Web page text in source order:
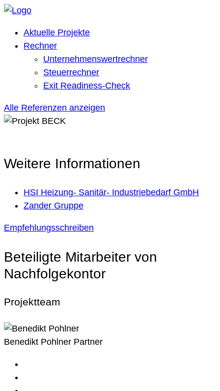
Aktuelle Projekte
Rechner
Unternehmenswertrechner
Steuerrechner
Exit Readiness-Check
Alle Referenzen anzeigen
Weitere Informationen
HSI Heizung‑ Sanitär‑ Industriebedarf GmbH
Zander Gruppe
Empfehlungsschreiben
Beteiligte Mitarbeiter von
Nachfolgekontor
Projektteam
Benedikt Pohlner Partner